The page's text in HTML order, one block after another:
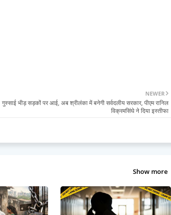
NEWER
गुस्साई भीड़ सड़कों पर आई, अब श्रीलंका में बनेगी सर्वदलीय सरकार, पीएम रानिल
विक्रमसिंघे ने दिया इस्तीफा
Show more